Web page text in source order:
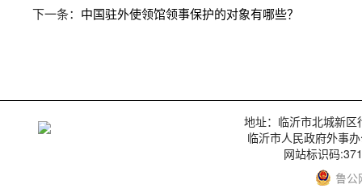
下一条： 中国驻外使领馆领事保护的对象有哪些？
地址：临沂市北城新
临沂市人民政府外事
网站标识码
鲁公